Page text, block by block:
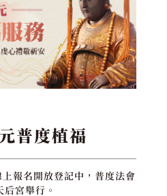
普度植福
報名開放登記中，普度法會
宮舉行。